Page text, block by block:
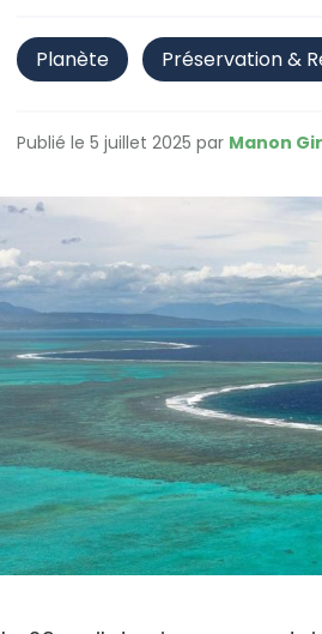
Planète Préservation &
Publié le 5 juillet 2025 par Manon